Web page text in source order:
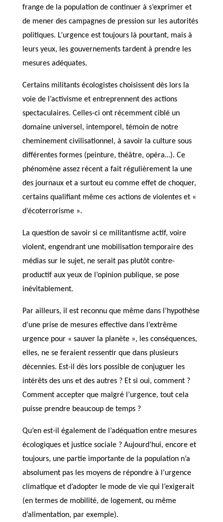
frange de la population de continuer à s’exprimer et
de mener des campagnes de pression sur les autorités
politiques. L’urgence est toujours là pourtant, mais à
leurs yeux, les gouvernements tardent à prendre les
mesures adéquates.
Certains militants écologistes choisissent dès lors la
voie de l’activisme et entreprennent des actions
spectaculaires. Celles-ci ont récemment ciblé un
domaine universel, intemporel, témoin de notre
cheminement civilisationnel, à savoir la culture sous
différentes formes (peinture, théâtre, opéra…). Ce
phénomène assez récent a fait régulièrement la une
des journaux et a surtout eu comme effet de choquer,
certains qualifiant même ces actions de violentes et «
d’écoterrorisme ».
La question de savoir si ce militantisme actif, voire
violent, engendrant une mobilisation temporaire des
médias sur le sujet, ne serait pas plutôt contre-
productif aux yeux de l’opinion publique, se pose
inévitablement.
Par ailleurs, il est reconnu que même dans l’hypothèse
d’une prise de mesures effective dans l’extrême
urgence pour « sauver la planète », les conséquences,
elles, ne se feraient ressentir que dans plusieurs
décennies. Est-il dès lors possible de conjuguer les
intérêts des uns et des autres ? Et si oui, comment ?
Comment accepter que malgré l’urgence, tout cela
puisse prendre beaucoup de temps ?
Qu’en est-il également de l’adéquation entre mesures
écologiques et justice sociale ? Aujourd’hui, encore et
toujours, une partie importante de la population n’a
absolument pas les moyens de répondre à l’urgence
climatique et d’adopter le mode de vie qui l’exigerait
(en termes de mobilité, de logement, ou même
d’alimentation, par exemple).